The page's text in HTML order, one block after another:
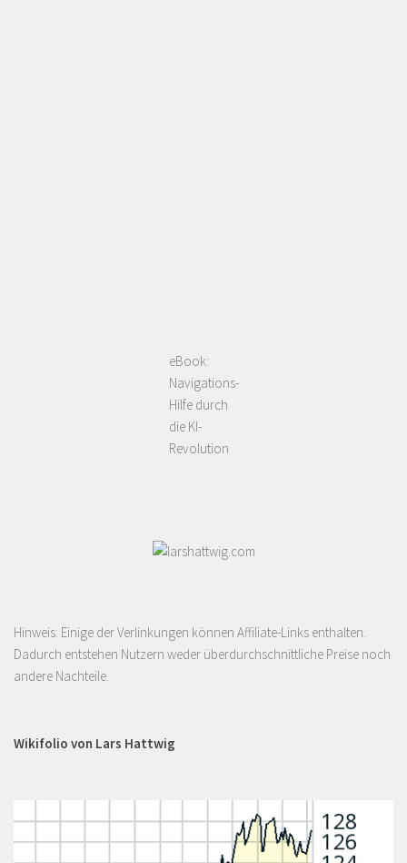
eBook:
Navigations-
Hilfe durch
die KI-
Revolution
Hinweis: Einige der Verlinkungen können Affiliate-Links enthalten.
Dadurch entstehen Nutzern weder überdurchschnittliche Preise noch
andere Nachteile.
Wikifolio von Lars Hattwig